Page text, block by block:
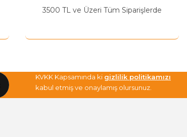
3500 TL ve Üzeri Tüm Siparişlerde
KVKK Kapsamında ki gizlilik politikamızı
kabul etmiş ve onaylamış olursunuz.